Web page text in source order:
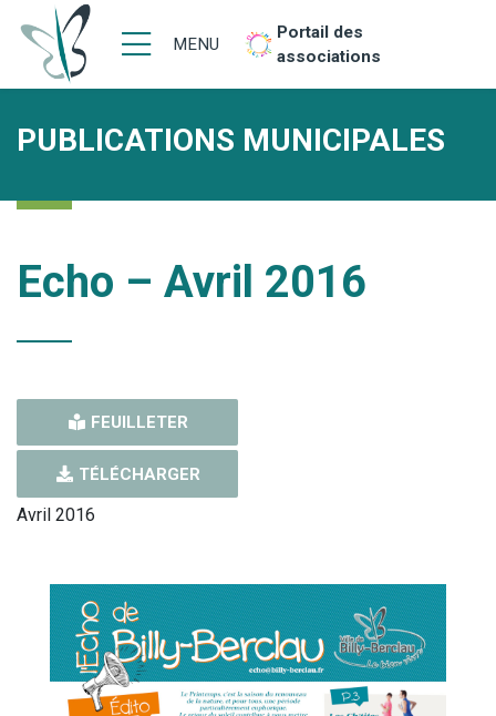
MENU
Portail des
associations
PUBLICATIONS MUNICIPALES
Echo – Avril 2016
FEUILLETER
TÉLÉCHARGER
Avril 2016